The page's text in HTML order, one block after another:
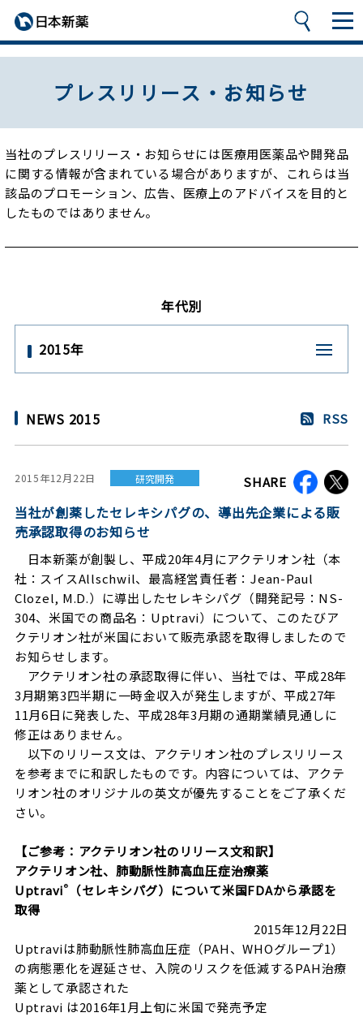
プレスリリース・お知らせ
当社のプレスリリース・お知らせには医療用医薬品や開発品
に関する情報が含まれている場合がありますが、
これらは当
該品のプロモーション、広告、医療上のアドバイスを目的と
したものではありません。
年代別
2015年
NEWS 2015 RSS
2015年12月22日 研究開発 SHARE
当社が創薬したセレキシパグの、導出先企業による販
売承認取得のお知らせ
日本新薬が創製し、平成20年4月にアクテリオン社（本
社：スイスAllschwil、最高経営責任者：Jean-Paul
Clozel, M.D.）に導出したセレキシパグ（開発記号：NS-
304、米国での商品名：Uptravi）について、このたびア
クテリオン社が米国において販売承認を取得しましたので
お知らせします。
アクテリオン社の承認取得に伴い、当社では、平成28年
3月期第3四半期に一時金収入が発生しますが、平成27年
11月6日に発表した、平成28年3月期の通期業績見通しに
修正はありません。
以下のリリース文は、アクテリオン社のプレスリリース
を参考までに和訳したものです。内容については、アクテ
リオン社のオリジナルの英文が優先することをご了承くだ
さい。
【ご参考：アクテリオン社のリリース文和訳】
アクテリオン社、肺動脈性肺高血圧症治療薬
Uptravi®
（セレキシパグ）について米国FDAから承認を
取得
2015年12月22日
Uptraviは肺動脈性肺高血圧症（PAH、WHOグループ1）
の病態悪化を遅延させ、入院のリスクを低減するPAH治療
薬として承認された
Uptravi は2016年1月上旬に米国で発売予定